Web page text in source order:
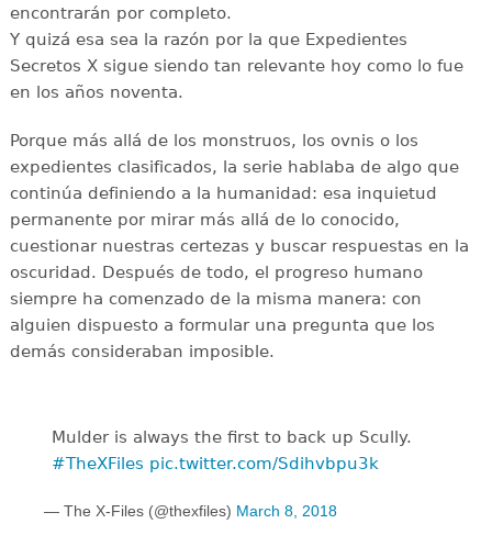
encontrarán por completo.
Y quizá esa sea la razón por la que Expedientes
Secretos X sigue siendo tan relevante hoy como lo fue
en los años noventa.
Porque más allá de los monstruos, los ovnis o los
expedientes clasificados, la serie hablaba de algo que
continúa definiendo a la humanidad: esa inquietud
permanente por mirar más allá de lo conocido,
cuestionar nuestras certezas y buscar respuestas en la
oscuridad. Después de todo, el progreso humano
siempre ha comenzado de la misma manera: con
alguien dispuesto a formular una pregunta que los
demás consideraban imposible.
Mulder is always the first to back up Scully.
#TheXFiles pic.twitter.com/Sdihvbpu3k
— The X-Files (@thexfiles) March 8, 2018